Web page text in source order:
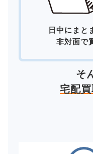
日中にまと
非対面で
そ
宅配買